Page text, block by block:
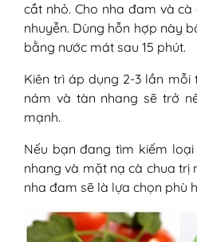
cắt nhỏ. Cho nha đam và
nhuyễn. Dùng hỗn hợp này
bằng nước mát sau 15 phút.
Kiên trì áp dụng 2-3 lần mỗi
nám và tàn nhang sẽ trở
mạnh.
Nếu bạn đang tìm kiếm
nhang và mặt nạ cà chua trị
nha đam sẽ là lựa chọn phù